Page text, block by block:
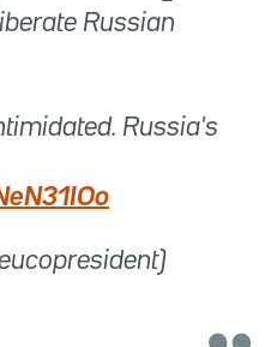
Russian
Russia's